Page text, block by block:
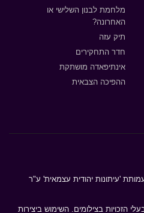
מלחמת לבנון השלישי או
האחרונה?
תיק עזה
חדר התחקירים
אינתיפאדה מושתקת
ההפיכה הצבאית
'עיתונות יהודית עצמאית' ע"ר
הזכויות בצילומים. השימוש ביצירות